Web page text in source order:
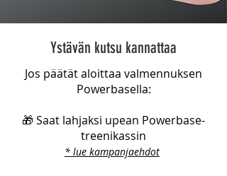
Ystävän kutsu kannattaa
Jos päätät aloittaa valmennuksen
Powerbasella:
🎁 Saat lahjaksi upean Powerbase-
treenikassin
* lue kampanjaehdot